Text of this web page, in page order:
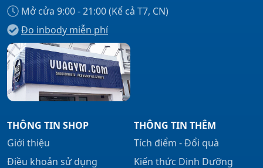
Mở cửa 9:00 - 21:00 (Kể cả T7, CN)
Đo inbody miễn phí
THÔNG TIN SHOP
Giới thiệu
Điều khoản sử dụng
THÔNG TIN THÊM
Tích điểm - Đổi quà
Kiến thức Dinh Dưỡng